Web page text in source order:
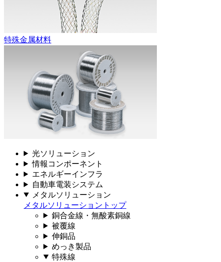
特殊金属材料
光ソリューション
情報コンポーネント
エネルギーインフラ
自動車電装システム
メタルソリューション
メタルソリューショントップ
銅合金線・無酸素銅線
被覆線
伸銅品
めっき製品
特殊線